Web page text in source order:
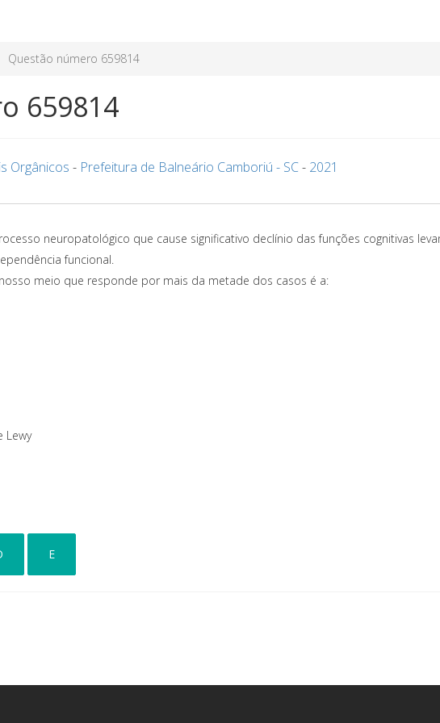
Questão número 659814
659814
Orgânicos - Prefeitura de Balneário Camboriú - SC- 2021
neuropatológico que cause significativo declínio das funções cognitivas
funcional.
meio que responde por mais da metade dos casos é a:
Lewy
E